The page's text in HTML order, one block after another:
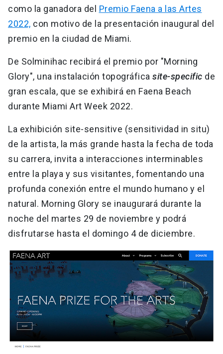
como la ganadora del Premio Faena a las Artes
2022, con motivo de la presentación inaugural del
premio en la ciudad de Miami.
De Solminihac recibirá el premio por "Morning
Glory", una instalación topográfica site-specific de
gran escala, que se exhibirá en Faena Beach
durante Miami Art Week 2022.
La exhibición site-sensitive (sensitividad in situ)
de la artista, la más grande hasta la fecha de toda
su carrera, invita a interacciones interminables
entre la playa y sus visitantes, fomentando una
profunda conexión entre el mundo humano y el
natural. Morning Glory se inaugurará durante la
noche del martes 29 de noviembre y podrá
disfrutarse hasta el domingo 4 de diciembre.